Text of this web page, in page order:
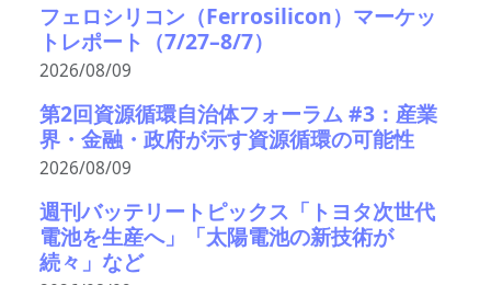
フェロシリコン（Ferrosilicon）マーケッ
トレポート（7/27–8/7）
2026/08/09
第2回資源循環自治体フォーラム #3：産業
界・金融・政府が示す資源循環の可能性
2026/08/09
週刊バッテリートピックス「トヨタ次世代
電池を生産へ」「太陽電池の新技術が
続々」など